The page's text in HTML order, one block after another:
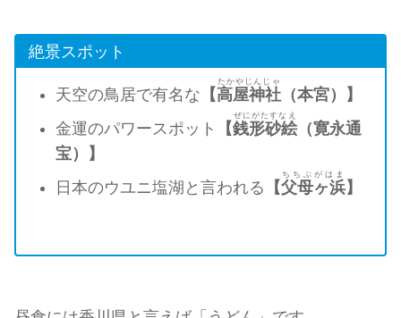
絶景スポット
天空の鳥居で有名な 【高屋神社
たかやじんじゃ
（本宮）】
金運のパワースポット
【銭形砂絵
ぜにがたすなえ
（寛永通
宝）】
日本のウユニ塩湖と言われる 【父母ヶ浜
ちちぶがはま
】